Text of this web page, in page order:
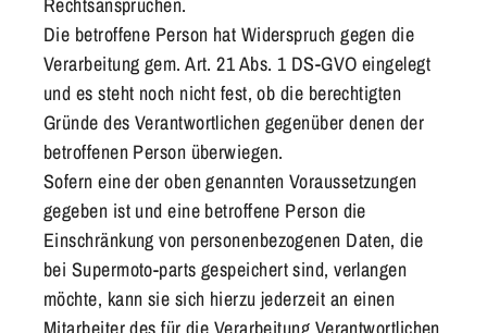
Die betroffene Person hat Widerspruch gegen die
Verarbeitung gem. Art. 21 Abs. 1 DS-GVO eingelegt
und es steht noch nicht fest, ob die berechtigten
Gründe des Verantwortlichen gegenüber denen der
betroffenen Person überwiegen.
Sofern eine der oben genannten Voraussetzungen
gegeben ist und eine betroffene Person die
Einschränkung von personenbezogenen Daten, die
bei Supermoto-parts gespeichert sind, verlangen
möchte, kann sie sich hierzu jederzeit an einen